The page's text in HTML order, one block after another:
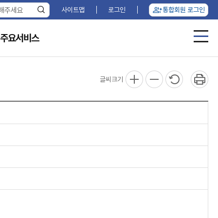
요서비스
사이트맵 로그인 통합회원 로그인
글씨크기